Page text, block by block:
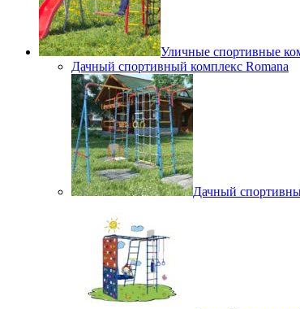
Уличные спортивные
Дачный спортивный комплекс Romana
Дачный